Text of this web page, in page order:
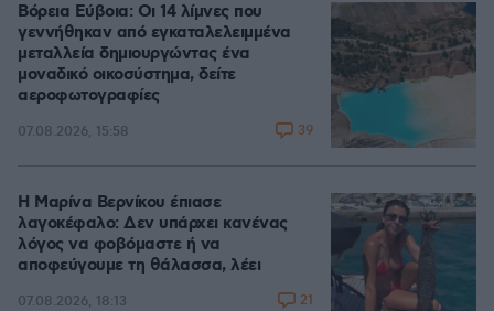
Βόρεια Εύβοια: Οι 14 λίμνες που
γεννήθηκαν από εγκαταλελειμμένα
μεταλλεία δημιουργώντας ένα
μοναδικό οικοσύστημα, δείτε
αεροφωτογραφίες
07.08.2026, 15:58 39
Η Μαρίνα Βερνίκου έπιασε
λαγοκέφαλο: Δεν υπάρχει κανένας
λόγος να φοβόμαστε ή να
αποφεύγουμε τη θάλασσα, λέει
07.08.2026, 18:13 21